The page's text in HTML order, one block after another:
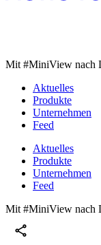
Mit #MiniView nach
Aktuelles
Produkte
Unternehmen
Feed
Aktuelles
Produkte
Unternehmen
Feed
Mit #MiniView nach